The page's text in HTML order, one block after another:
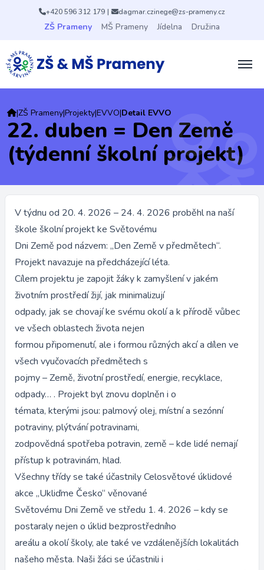
+420 596 312 179 | dagmar.czinege@zs-prameny.cz
ZŠ Prameny MŠ Prameny Jídelna Družina
|ZŠ Prameny|Projekty|EVVO|Detail EVVO
22. duben = Den Země
(týdenní školní projekt)
V týdnu od 20. 4. 2026 – 24. 4. 2026 proběhl na naší
škole školní projekt ke Světovému
Dni Země pod názvem: „Den Země v předmětech“.
Projekt navazuje na předcházející léta.
Cílem projektu je zapojit žáky k zamyšlení v jakém
životním prostředí žijí, jak minimalizují
odpady, jak se chovají ke svému okolí a k přírodě vůbec
ve všech oblastech života nejen
formou připomenutí, ale i formou různých akcí a dílen ve
všech vyučovacích předmětech s
pojmy – Země, životní prostředí, energie, recyklace,
odpady… . Projekt byl znovu doplněn i o
témata, kterými jsou: palmový olej, místní a sezónní
potraviny, plýtvání potravinami,
zodpovědná spotřeba potravin, země – kde lidé nemají
přístup k potravinám, hlad.
Všechny třídy se také účastnily Celosvětové úklidové
akce „Ukliďme Česko“ věnované
Světovému Dni Země ve středu 1. 4. 2026 – kdy se
postaraly nejen o úklid bezprostředního
areálu a okolí školy, ale také ve vzdálenějších lokalitách
našeho města. Naši žáci se účastnili i